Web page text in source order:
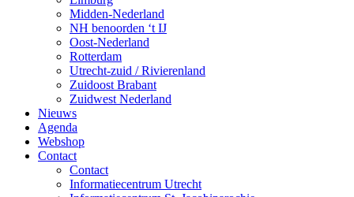
Midden-Nederland
NH benoorden ‘t IJ
Oost-Nederland
Rotterdam
Utrecht-zuid / Rivierenland
Zuidoost Brabant
Zuidwest Nederland
Nieuws
Agenda
Webshop
Contact
Contact
Informatiecentrum Utrecht